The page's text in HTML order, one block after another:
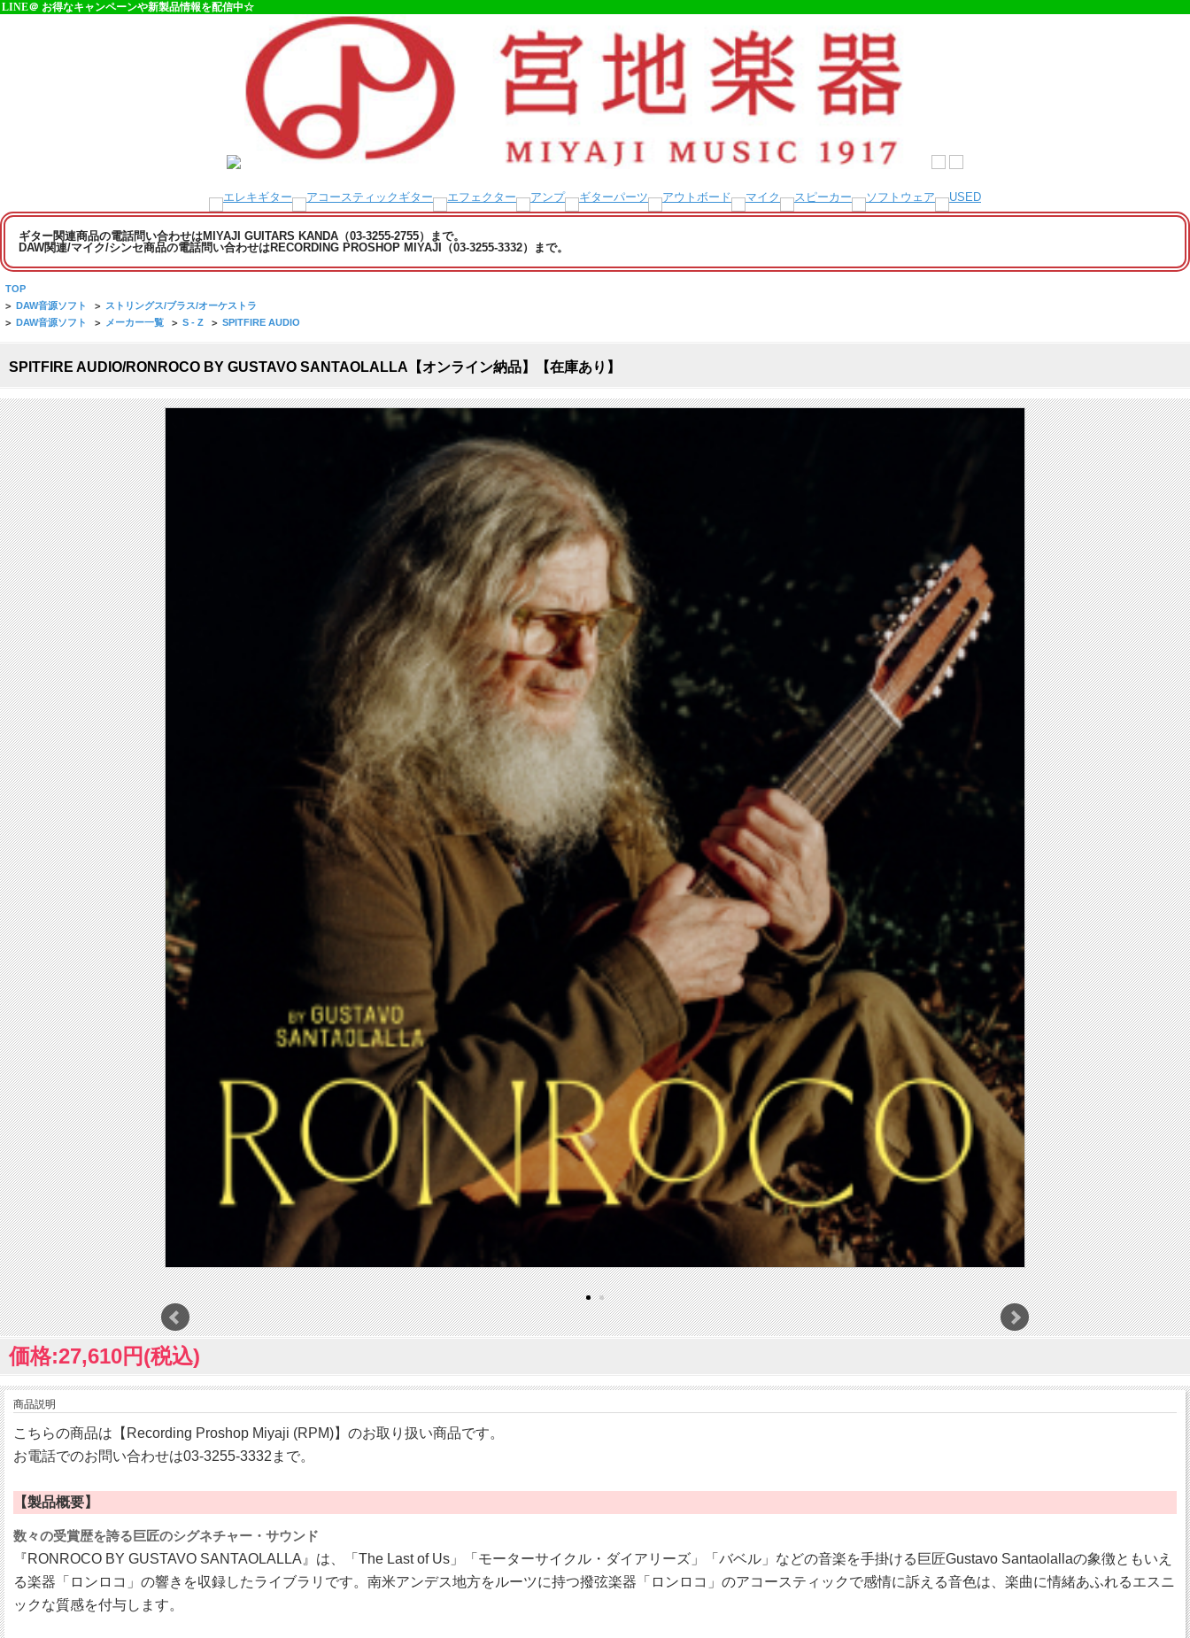
LINE＠ お得なキャンペーンや新製品情報を配信中☆
ギター関連商品の電話問い合わせはMIYAJI GUITARS KANDA（03-3255-2755）まで。
DAW関連/マイク/シンセ商品の電話問い合わせはRECORDING PROSHOP MIYAJI（03-3255-3332）まで。
TOP
> DAW音源ソフト > ストリングス/ブラス/オーケストラ
> DAW音源ソフト > メーカー一覧 > S - Z > SPITFIRE AUDIO
SPITFIRE AUDIO/RONROCO BY GUSTAVO SANTAOLALLA【オンライン納品】【在庫あり】
価格:27,610円(税込)
商品説明
こちらの商品は【Recording Proshop Miyaji (RPM)】のお取り扱い商品です。
お電話でのお問い合わせは03-3255-3332まで。
【製品概要】
数々の受賞歴を誇る巨匠のシグネチャー・サウンド
『RONROCO BY GUSTAVO SANTAOLALLA』は、「The Last of Us」「モーターサイクル・ダイアリーズ」「バベル」などの音楽を手掛ける巨匠Gustavo Santaolallaの象徴ともいえ
る楽器「ロンロコ」の響きを収録したライブラリです。南米アンデス地方をルーツに持つ撥弦楽器「ロンロコ」のアコースティックで感情に訴える音色は、楽曲に情緒あふれるエスニ
ックな質感を付与します。